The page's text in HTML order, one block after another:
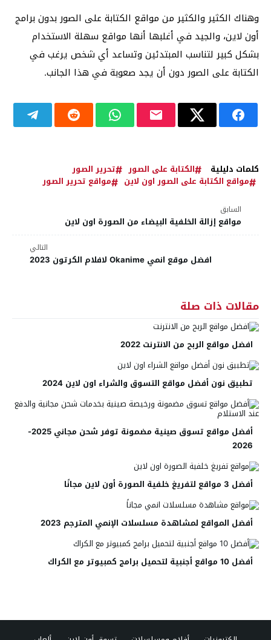
وهناك الكثير والكثير من مواقع الكتابة على الصور بدون برامج
أون لاين، والجيد في أغلبها أنها مواقع سهلة الاستخدام
بشكل كبير لتناسب المبتدئين وتساعد أي شخص يرغب في
الكتابة على الصور دون أن يجد صعوبة في هذا الجانب.
كلمات دليلية الكتابة على الصور
تحرير الصور
مواقع الكتابة على الصور اون لاين
مواقع تحرير الصور
السابق
مواقع إزالة الخلفية البيضاء من الصورة اون لاين
التالي
افضل موقع انمي Okanime لافلام الكرتون 2023
مقالات ذات صلة
افضل مواقع الربح من الانترنت 2022
تطبيق نون أفضل مواقع التسوق والشراء اون لاين 2024
أفضل مواقع تسوق صينية مضمونة توفر شحن مجاني 2025-
2026
أفضل 3 مواقع لتفريغ خلفية الصورة أون لاين مجانًا
أفضل المواقع لمشاهدة مسلسلات الإنمي المترجم 2023
أفضل 10 مواقع أجنبية لتحميل برامج كمبيوتر مع الكراك